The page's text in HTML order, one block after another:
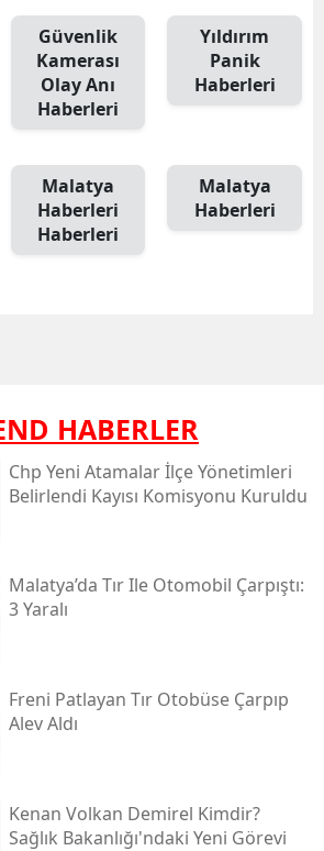
Güvenlik
Kamerası
Olay Anı
Haberleri
Yıldırım
Panik
Haberleri
Malatya
Haberleri
Haberleri
Malatya
Haberleri
HABERLER
Chp Yeni Atamalar İlçe Yönetimleri
Belirlendi Kayısı Komisyonu Kuruldu
Malatya’da Tır Ile Otomobil Çarpıştı:
3 Yaralı
Freni Patlayan Tır Otobüse Çarpıp
Alev Aldı
Kenan Volkan Demirel Kimdir?
Sağlık Bakanlığı'ndaki Yeni Görevi